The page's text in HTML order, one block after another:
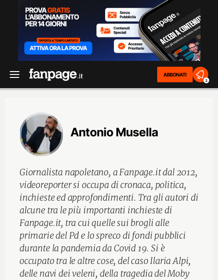
ABBONATI
2
Antonio Musella
Giornalista napoletano, a Fanpage.it dal 2012,
videoreporter si occupa di cronaca, politica,
inchieste ed approfondimenti. Tra gli autori di
alcune tra le più importanti inchieste di
Fanpage.it, tra cui quelle sui brogli alle
primarie del Pd e lo spreco di fondi pubblici
durante la pandemia da Covid 19. Si è
occupato tra le altre cose, del caso Ilaria Alpi,
delle navi dei veleni, della tragedia del Moby